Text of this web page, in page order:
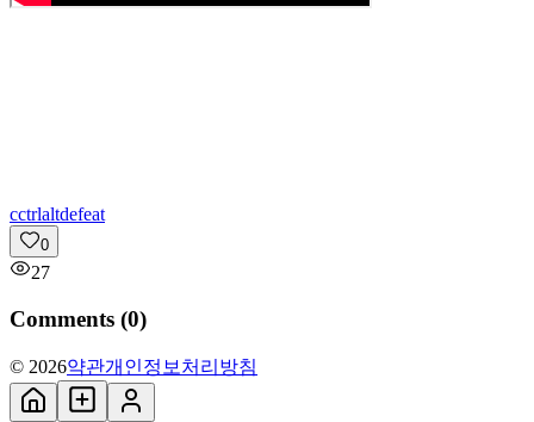
cctrlaltdefeat
0
27
Comments (0)
© 2026약관개인정보처리방침